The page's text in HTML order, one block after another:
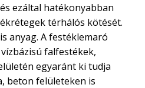
ezáltal hatékonyabban
térhálós kötését.
anyag. A festéklemaró
falfestékek,
egyaránt ki tudja
beton felületeken is